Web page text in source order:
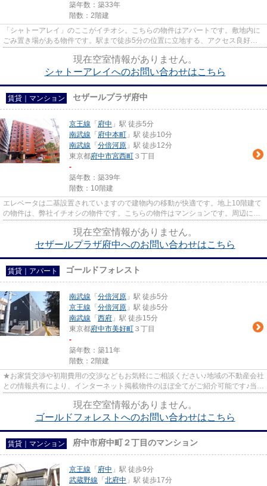
築年数：築33年
階数：2階建
「シャトーアレイ」のここがイチオシ。こちらの物件はアパートです。敷地内に
ごみ置き場がある物件です。駅まで徒歩5分の位置に立地する、アクセス良好な
現在空室情報がありません。
シャトーアレイへのお問い合わせはこちら
賃貸｜マンション セザールプラザ府中
京王線 「 府中 」駅 徒歩5分
南武線 「 府中本町 」駅 徒歩10分
南武線 「 分倍河原 」駅 徒歩12分
東京都府中市宮西町 ３丁目
-
築年数：築39年
階数：10階建
エレベータは二基設置されていますので建物内の移動が快適です。地上10階建て
の物件は、弊社イチオシの物件です。こちらの物件はマンションです。周辺に
現在空室情報がありません。
セザールプラザ府中へのお問い合わせはこちら
賃貸｜アパート ゴールドフォレスト
南武線 「 分倍河原 」駅 徒歩5分
京王線 「 分倍河原 」駅 徒歩5分
南武線 「 西府 」駅 徒歩15分
東京都府中市美好町 ３丁目
-
築年数：築11年
階数：2階建
★お家賃交渉や初期費用の交渉などもお気軽にご相談ください♪地域の不動産会社
との情報共有により、インターネット掲載物件のほぼ全てがご紹介可能です♪当店
現在空室情報がありません。
ゴールドフォレストへのお問い合わせはこちら
賃貸｜マンション 府中市府中町２丁目のマンション
京王線 「 府中 」駅 徒歩9分
武蔵野線 「 北府中 」駅 徒歩17分